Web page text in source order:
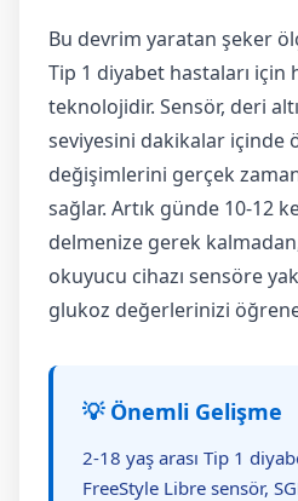
Bu devrim yaratan şeker
Tip 1 diyabet hastaları için
teknolojidir. Sensör, deri
seviyesini dakikalar içinde
değişimlerini gerçek
sağlar. Artık günde 10-12
delmenize gerek
okuyucu cihazı sensöre
glukoz değerlerinizi
💡 Önemli Gelişme
2-18 yaş arası Tip 1
FreeStyle Libre sensör,